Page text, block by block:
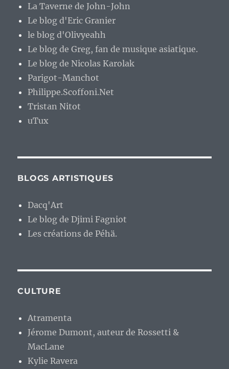
La Taverne de John-John
Le blog d'Eric Granier
le blog d'Olivyeahh
Le blog de Greg, fan de musique asiatique.
Le blog de Nicolas Karolak
Parigot-Manchot
Philippe.Scoffoni.Net
Tristan Nitot
uTux
BLOGS ARTISTIQUES
Dacq'Art
Le blog de Djimi Fagniot
Les créations de Péhä.
CULTURE
Atramenta
Jérome Dumont, auteur de Rossetti &
MacLane
Kylie Ravera